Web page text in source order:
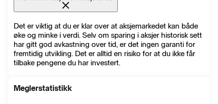
Det er viktig at du er klar over at aksjemarkedet kan både
øke og minke i verdi. Selv om sparing i aksjer historisk sett
har gitt god avkastning over tid, er det ingen garanti for
fremtidig utvikling. Det er alltid en risiko for at du ikke får
tilbake pengene du har investert.
Meglerstatistikk